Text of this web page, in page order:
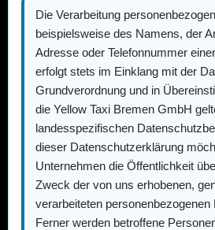
Die Verarbeitung
beispielsweise des Namens, der
Adresse oder Telefonnummer
erfolgt stets im Einklang mit der
Grundverordnung und in
die Yellow Taxi Bremen GmbH
landesspezifischen
dieser Datenschutzerklärung
Unternehmen die Öffentlichkeit
Zweck der von uns erhobenen,
verarbeiteten personenbezogenen
Ferner werden betroffene